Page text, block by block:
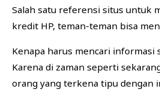
Salah satu referensi situs untuk
kredit HP, teman-teman bisa
Kenapa harus mencari informasi
Karena di zaman seperti
orang yang terkena tipu dengan